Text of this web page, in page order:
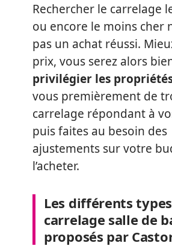
Rechercher le carrelage
ou encore le moins cher
pas un achat réussi.
prix, vous serez alors
privilégier les
vous premièrement de
carrelage répondant à
puis faites au besoin des
ajustements sur votre
l’acheter.
Les différents
carrelage salle de
proposés par